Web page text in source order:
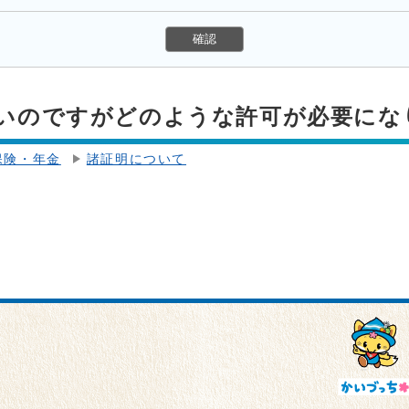
のですがどのような許可が必要に
険・年金 諸証明について